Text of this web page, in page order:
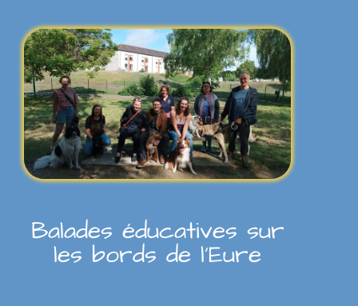
Balades éducatives sur
les bords de l'Eure